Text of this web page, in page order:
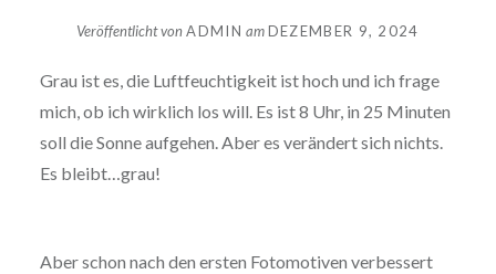
Veröffentlicht vonADMIN amDEZEMBER 9, 2024
Grau ist es, die Luftfeuchtigkeit ist hoch und ich frage
mich, ob ich wirklich los will. Es ist 8 Uhr, in 25 Minuten
soll die Sonne aufgehen. Aber es verändert sich nichts.
Es bleibt…grau!
Aber schon nach den ersten Fotomotiven verbessert